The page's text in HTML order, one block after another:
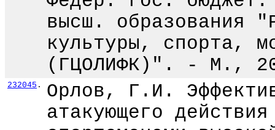
высш. образования
культуры, спорта,
(ГЦОЛИФК)". - М.,
232045 .
Орлов, Г.И.
атакующего